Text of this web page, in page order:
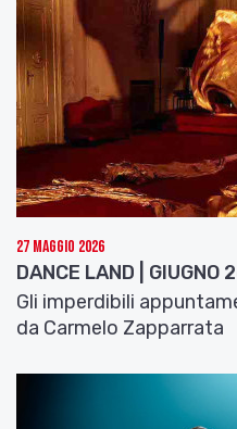
27 Maggio 2026
DANCE LAND | GIUGNO
Gli imperdibili
da Carmelo Zapparrata